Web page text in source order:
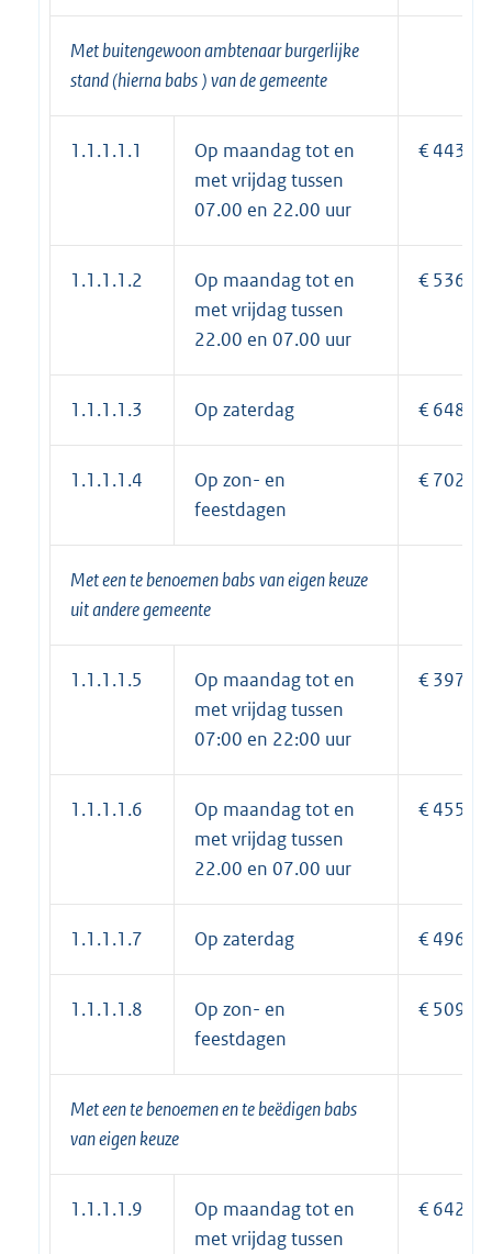
Met buitengewoon ambtenaar burgerlijke
stand (hiernababs ) van de gemeente
1.1.1.1.1
Op maandag tot en
met vrijdag tussen
07.00 en 22.00 uur
€ 443,40
1.1.1.1.2
Op maandag tot en
met vrijdag tussen
22.00 en 07.00 uur
€ 536,45
1.1.1.1.3 Op zaterdag € 648,95
1.1.1.1.4
Op zon- en
feestdagen
€ 702,00
Met een te benoemenbabsvan eigen keuze
uit andere gemeente
1.1.1.1.5
Op maandag tot en
met vrijdag tussen
07:00 en 22:00 uur
€ 397,40
1.1.1.1.6
Op maandag tot en
met vrijdag tussen
22.00 en 07.00 uur
€ 455,60
1.1.1.1.7 Op zaterdag € 496,65
1.1.1.1.8
Op zon- en
feestdagen
€ 509,95
Met een te benoemen en te beëdigenbabs
van eigen keuze
1.1.1.1.9
Op maandag tot en
met vrijdag tussen
€ 642,30